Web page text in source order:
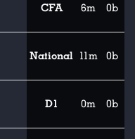
CFA 6m 0b
National 11m 0b
D1 0m 0b